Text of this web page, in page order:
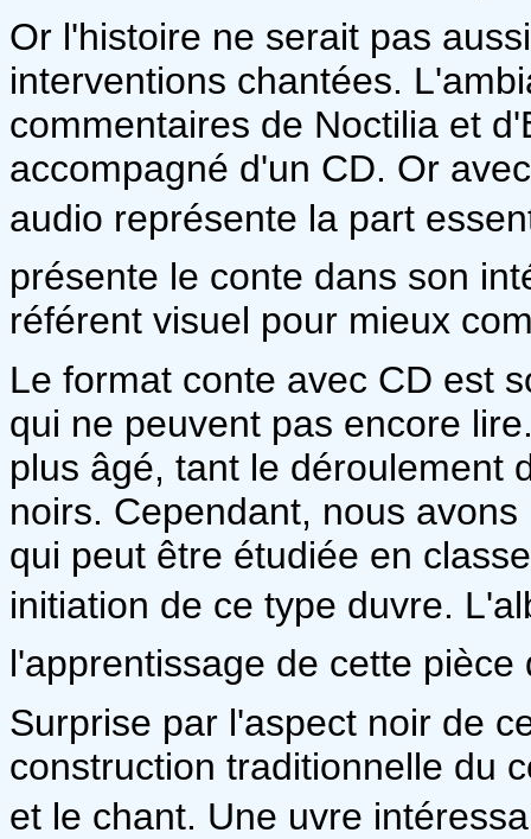
Or l'histoire ne serait pas
interventions chantées.
commentaires de Noctilia et
accompagné d'un CD. Or
audio représente la part
présente le conte dans son
référent visuel pour mieux
Le format conte avec CD est
qui ne peuvent pas encore
plus âgé, tant le déroulement
noirs. Cependant, nous
qui peut être étudiée en
initiation de ce type duvre.
l'apprentissage de cette pièce
Surprise par l'aspect noir de
construction traditionnelle du
et le chant. Une uvre